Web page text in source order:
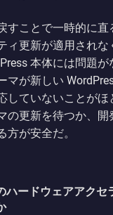
すことで一時的に直
ィ更新が適用されな
本体には問題
マが新しい
していないことがほ
の更新を待つか、開
方が安全だ。
ハードウェアアクセ